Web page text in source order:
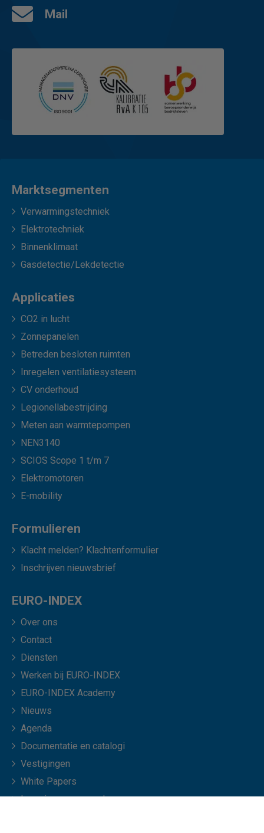
Mail
Marktsegmenten
Verwarmingstechniek
Elektrotechniek
Binnenklimaat
Gasdetectie/Lekdetectie
Applicaties
CO2 in lucht
Zonnepanelen
Betreden besloten ruimten
Inregelen ventilatiesysteem
CV onderhoud
Legionellabestrijding
Meten aan warmtepompen
NEN3140
SCIOS Scope 1 t/m 7
Elektromotoren
E-mobility
Formulieren
Klacht melden? Klachtenformulier
Inschrijven nieuwsbrief
EURO-INDEX
Over ons
Contact
Diensten
Werken bij EURO-INDEX
EURO-INDEX Academy
Nieuws
Agenda
Documentatie en catalogi
Vestigingen
White Papers
Leveringsvoorwaarden